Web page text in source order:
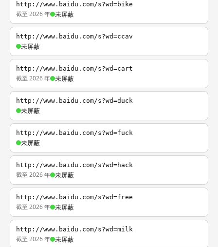
http://www.baidu.com/s?wd=bike
截至 2026 年 未屏蔽
http://www.baidu.com/s?wd=ccav
未屏蔽
http://www.baidu.com/s?wd=cart
截至 2026 年 未屏蔽
http://www.baidu.com/s?wd=duck
未屏蔽
http://www.baidu.com/s?wd=fuck
未屏蔽
http://www.baidu.com/s?wd=hack
截至 2026 年 未屏蔽
http://www.baidu.com/s?wd=free
截至 2026 年 未屏蔽
http://www.baidu.com/s?wd=milk
截至 2026 年 未屏蔽